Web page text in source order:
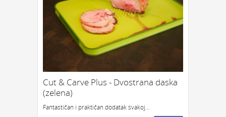
Cut & Carve Plus - Dvostrana daska
(zelena)
Fantastičan i praktičan dodatak svakoj...